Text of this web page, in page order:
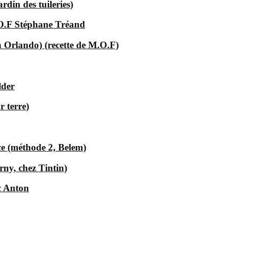
des tuileries)
Stéphane Tréand
(recette de M.O.F)
terre)
(méthode 2, Belem)
chez Tintin)
Anton